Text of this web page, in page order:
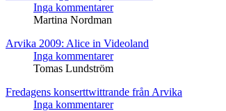
Inga kommentarer
Martina Nordman
Arvika 2009: Alice in Videoland
Inga kommentarer
Tomas Lundström
Fredagens konserttwittrande från Arvika
Inga kommentarer